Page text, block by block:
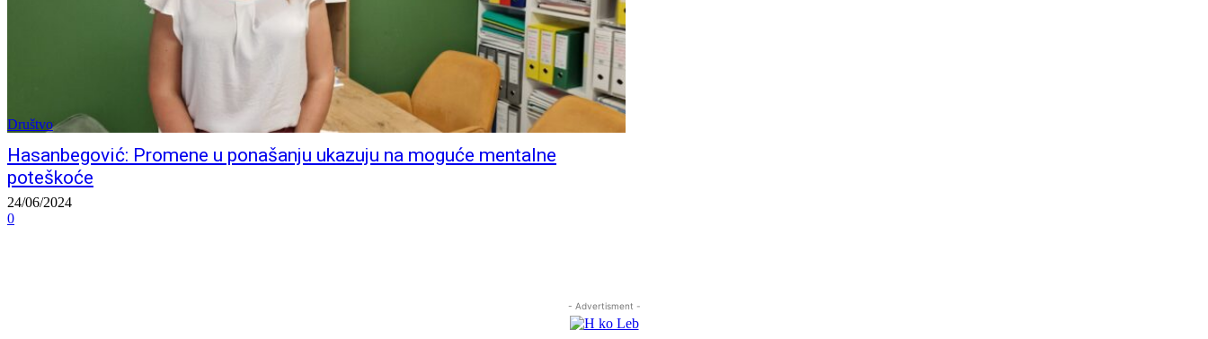
Društvo
Hasanbegović: Promene u ponašanju ukazuju na moguće mentalne
poteškoće
24/06/2024
0
- Advertisment -